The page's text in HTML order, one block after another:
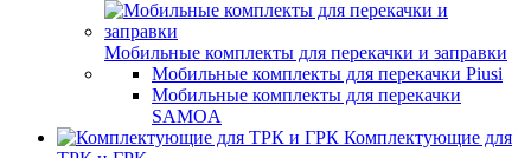
Мобильные комплекты для перекачки и заправки
Мобильные комплекты для перекачки Piusi
Мобильные комплекты для перекачки
SAMOA
Комплектующие для